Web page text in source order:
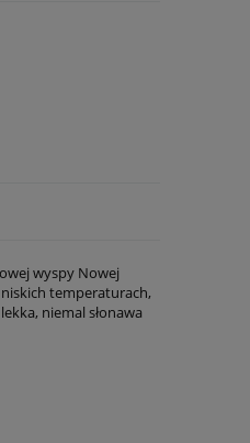
wyspy Nowej
temperaturach,
niemal słonawa